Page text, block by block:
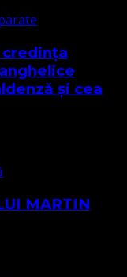
și cea
MARTIN